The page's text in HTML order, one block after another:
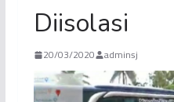
Diisolasi
20/03/2020 adminsj